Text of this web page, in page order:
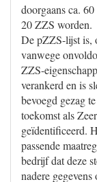
doorgaans ca.
20 ZZS worden.
De pZZS-lijst is,
vanwege
ZZS-
verankerd en is
bevoegd gezag
toekomst als
geïdentificeerd.
passende
bedrijf dat deze
nadere